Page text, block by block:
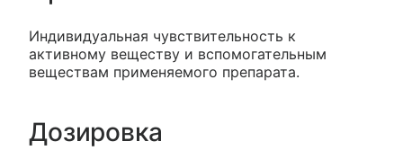
Индивидуальная чувствительность к
активному веществу и вспомогательным
веществам применяемого препарата.
Дозировка